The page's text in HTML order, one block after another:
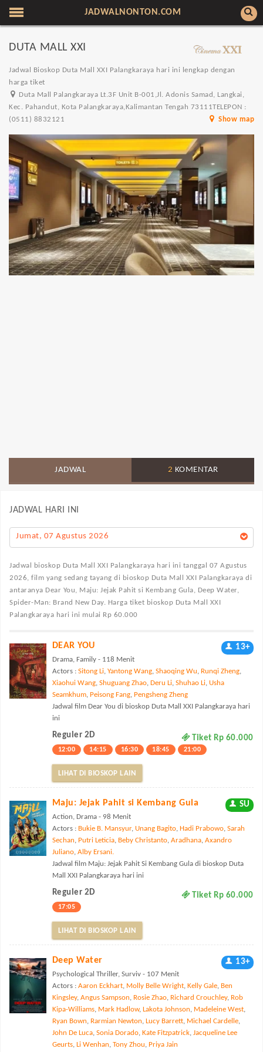
JADWALNONTON.COM
DUTA MALL XXI
Jadwal Bioskop Duta Mall XXI Palangkaraya hari ini lengkap dengan
harga tiket
Duta Mall Palangkaraya Lt.3F Unit B-001,Jl. Adonis Samad, Langkai,
Kec. Pahandut, Kota Palangkaraya,Kalimantan Tengah 73111TELEPON :
(0511) 8832121
Show map
JADWAL 2 KOMENTAR
JADWAL HARI INI
Jumat, 07 Agustus 2026
Jadwal bioskop Duta Mall XXI Palangkaraya hari ini tanggal 07 Agustus
2026, film yang sedang tayang di bioskop Duta Mall XXI Palangkaraya di
antaranya Dear You, Maju: Jejak Pahit si Kembang Gula, Deep Water,
Spider-Man: Brand New Day. Harga tiket bioskop Duta Mall XXI
Palangkaraya hari ini mulai Rp 60.000
DEAR YOU 13+
Drama, Family - 118 Menit
Actors : Sitong Li, Yantong Wang, Shaoqing Wu, Runqi Zheng,
Xiaohui Wang, Shuguang Zhao, Deru Li, Shuhao Li, Usha
Seamkhum, Peisong Fang, Pengsheng Zheng
Jadwal film Dear You di bioskop Duta Mall XXI Palangkaraya hari
ini
Reguler 2D Tiket Rp 60.000
12:00 14:15 16:30 18:45 21:00
LIHAT DI BIOSKOP LAIN
Maju: Jejak Pahit si Kembang Gula SU
Action, Drama - 98 Menit
Actors : Bukie B. Mansyur, Unang Bagito, Hadi Prabowo, Sarah
Sechan, Putri Leticia, Beby Christanto, Aradhana, Axandro
Juliano, Alby Ersani.
Jadwal film Maju: Jejak Pahit Si Kembang Gula di bioskop Duta
Mall XXI Palangkaraya hari ini
Reguler 2D Tiket Rp 60.000
17:05
LIHAT DI BIOSKOP LAIN
Deep Water 13+
Psychological Thriller, Surviv - 107 Menit
Actors : Aaron Eckhart, Molly Belle Wright, Kelly Gale, Ben
Kingsley, Angus Sampson, Rosie Zhao, Richard Crouchley, Rob
Kipa-Williams, Mark Hadlow, Lakota Johnson, Madeleine West,
Ryan Bown, Rarmian Newton, Lucy Barrett, Michael Cardelle,
John De Luca, Sonia Dorado, Kate Fitzpatrick, Jacqueline Lee
Geurts, Li Wenhan, Tony Zhou, Priya Jain